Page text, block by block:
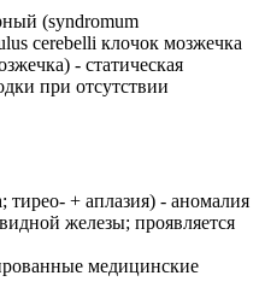
(syndromum
cerebelli клочок мозжечка
- статическая
при отсутствии
тирео- + аплазия) - аномалия
железы; проявляется
медицинские